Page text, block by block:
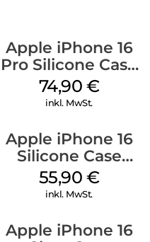
Apple iPhone 16
Pro Silicone Case
MagSafe Black
74,90 €
inkl. MwSt.
Apple iPhone 16
Silicone Case
MagSafe
Ultramarine
55,90 €
inkl. MwSt.
Apple iPhone 16